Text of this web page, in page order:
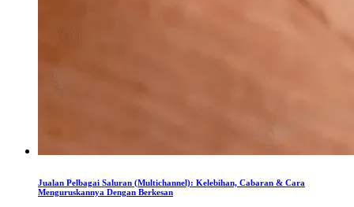
Jualan Pelbagai Saluran (Multichannel): Kelebihan, Cabaran & Cara
Menguruskannya Dengan Berkesan